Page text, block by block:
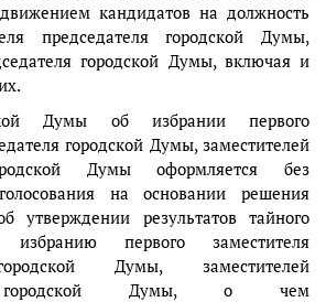
кандидатов на должность
председателя городской Думы,
городской Думы, включая и
Думы об избрании первого
городской Думы, заместителей
Думы оформляется без
на основании решения
утверждении результатов тайного
первого заместителя
Думы, заместителей
городской Думы, о чем